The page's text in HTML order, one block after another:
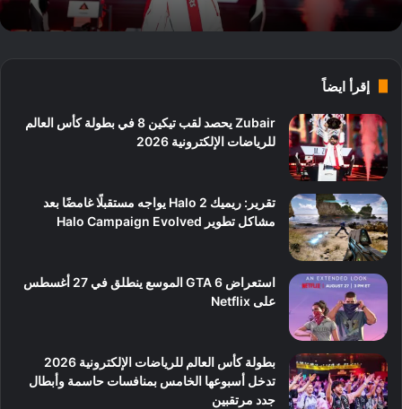
إقرأ ايضاً
Zubair يحصد لقب تيكين 8 في بطولة كأس العالم
للرياضات الإلكترونية 2026
تقرير: ريميك Halo 2 يواجه مستقبلًا غامضًا بعد
مشاكل تطوير Halo Campaign Evolved
استعراض GTA 6 الموسع ينطلق في 27 أغسطس
على Netflix
بطولة كأس العالم للرياضات الإلكترونية 2026
تدخل أسبوعها الخامس بمنافسات حاسمة وأبطال
جدد مرتقبين